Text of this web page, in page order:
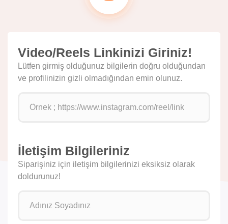
Video/Reels Linkinizi Giriniz!
Lütfen girmiş olduğunuz bilgilerin doğru olduğundan
ve profilinizin gizli olmadığından emin olunuz.
İletişim Bilgileriniz
Siparişiniz için iletişim bilgilerinizi eksiksiz olarak
doldurunuz!